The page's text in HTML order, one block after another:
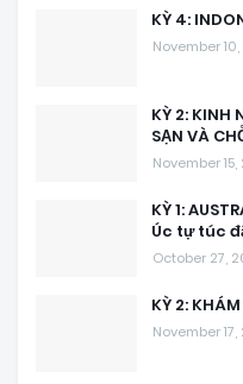
KỲ 4:
November 10,
KỲ 2: KINH
SẠN VÀ
November 15,
KỲ 1:
Úc tự túc
October 27,
KỲ 2:
November 17,